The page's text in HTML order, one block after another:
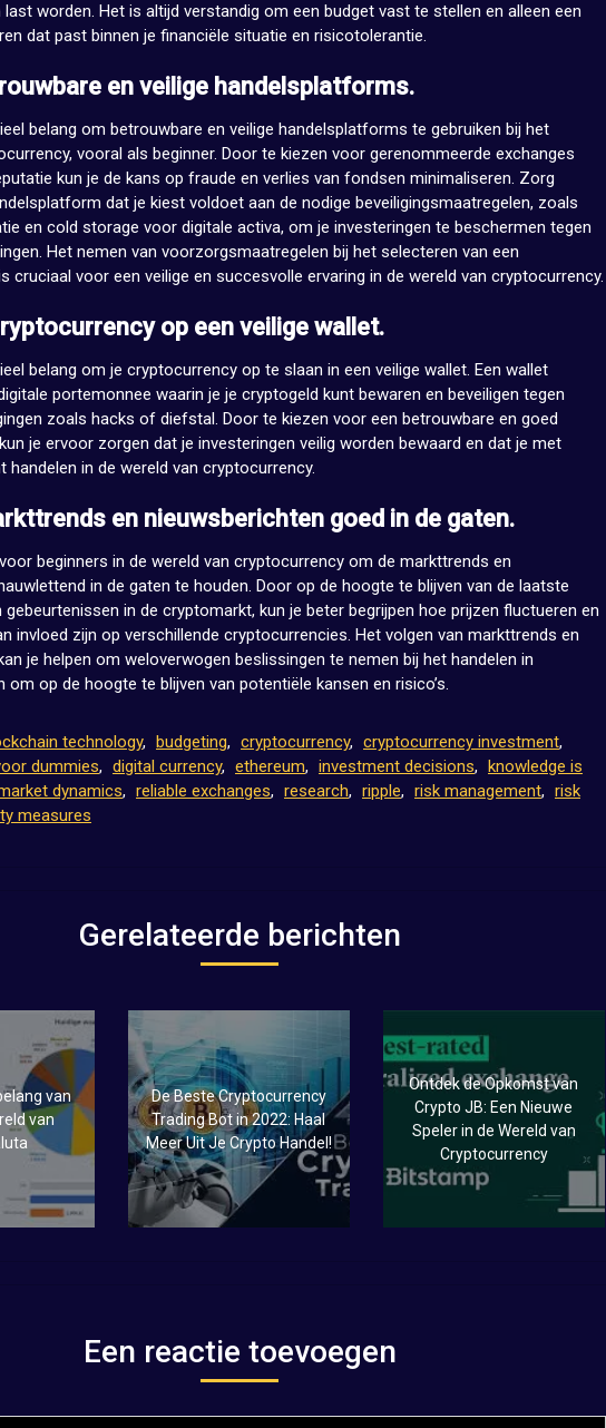
last worden. Het is altijd verstandig om een budget vast te stellen en alleen een
dat past binnen je financiële situatie en risicotolerantie.
en veilige handelsplatforms.
belang om betrouwbare en veilige handelsplatforms te gebruiken bij het
vooral als beginner. Door te kiezen voor gerenommeerde exchanges
kun je de kans op fraude en verlies van fondsen minimaliseren. Zorg
dat je kiest voldoet aan de nodige beveiligingsmaatregelen, zoals
en cold storage voor digitale activa, om je investeringen te beschermen tegen
Het nemen van voorzorgsmaatregelen bij het selecteren van een
cruciaal voor een veilige en succesvolle ervaring in de wereld van cryptocurrency.
op een veilige wallet.
belang om je cryptocurrency op te slaan in een veilige wallet. Een wallet
portemonnee waarin je je cryptogeld kunt bewaren en beveiligen tegen
zoals hacks of diefstal. Door te kiezen voor een betrouwbare en goed
je ervoor zorgen dat je investeringen veilig worden bewaard en dat je met
handelen in de wereld van cryptocurrency.
en nieuwsberichten goed in de gaten.
beginners in de wereld van cryptocurrency om de markttrends en
in de gaten te houden. Door op de hoogte te blijven van de laatste
gebeurtenissen in de cryptomarkt, kun je beter begrijpen hoe prijzen fluctueren en
invloed zijn op verschillende cryptocurrencies. Het volgen van markttrends en
je helpen om weloverwogen beslissingen te nemen bij het handelen in
om op de hoogte te blijven van potentiële kansen en risico’s.
technology, budgeting, cryptocurrency, cryptocurrency investment,
dummies, digital currency, ethereum, investment decisions, knowledge is
dynamics, reliable exchanges, research, ripple, risk management, risk
measures
Gerelateerde berichten
van
van
De Beste Cryptocurrency
Trading Bot in 2022: Haal
Meer Uit Je Crypto Handel!
Ontdek de Opkomst van
Crypto JB: Een Nieuwe
Speler in de Wereld van
Cryptocurrency
Een reactie toevoegen